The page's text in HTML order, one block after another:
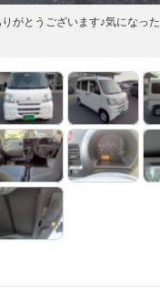
がとうございます♪気になっ